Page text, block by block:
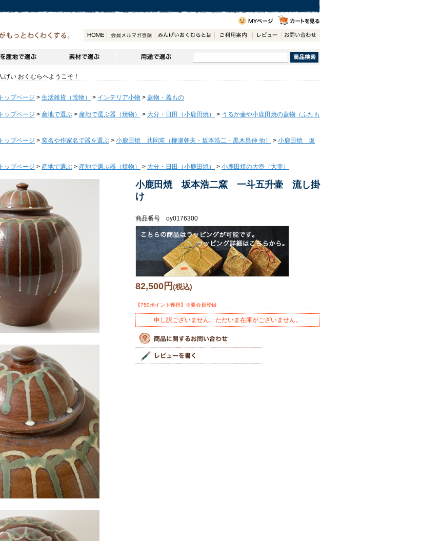
い おくむらへようこそ！
ップページ > 生活雑貨（荒物） > インテリア小物 > 蓋物・蓋もの
ップページ > 産地で選ぶ > 産地で選ぶ器（焼物） > 大分・日田（小鹿田焼） > うるか壷や小鹿田焼の蓋物（ふたも
ップページ > 窯名や作家名で器を選ぶ > 小鹿田焼 共同窯（柳瀬朝夫・坂本浩二・黒木昌伸 他） > 小鹿田焼 坂
ップページ > 産地で選ぶ > 産地で選ぶ器（焼物） > 大分・日田（小鹿田焼） > 小鹿田焼の大壺（大壷）
小鹿田焼 坂本浩二窯 一斗五升壷 流し掛
け
商品番号 oy0176300
82,500円(税込)
【750ポイント獲得】※要会員登録
申し訳ございません。ただいま在庫がございません。